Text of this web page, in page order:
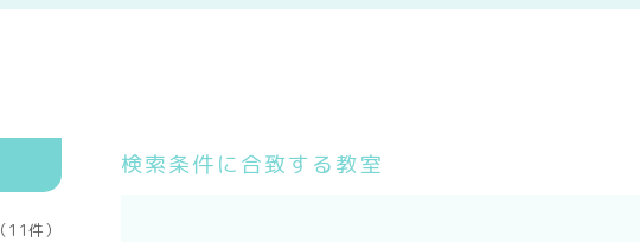
（11件）
検索条件に合致する教室